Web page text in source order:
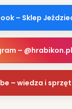
– Sklep
– @hrabikon.pl
– wiedza i sprzęt